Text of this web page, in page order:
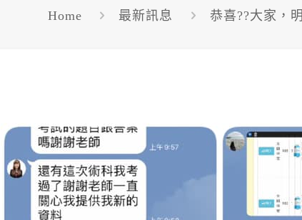
Home 最新訊息 恭喜??大家，